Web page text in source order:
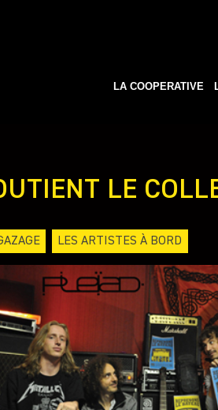
LA COOPERATIVE
LE
LES ARTISTES À BORD